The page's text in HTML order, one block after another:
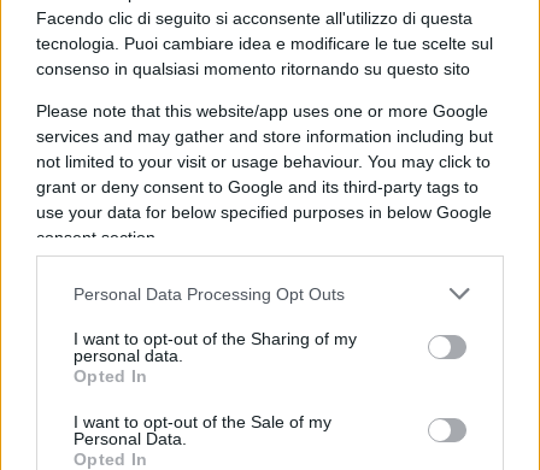
Facendo clic di seguito si acconsente all'utilizzo di questa
tecnologia. Puoi cambiare idea e modificare le tue scelte sul
consenso in qualsiasi momento ritornando su questo sito
Please note that this website/app uses one or more Google
services and may gather and store information including but
not limited to your visit or usage behaviour. You may click to
grant or deny consent to Google and its third-party tags to
use your data for below specified purposes in below Google
consent section.
Personal Data Processing Opt Outs
I want to opt-out of the Sharing of my
personal data.
Opted In
I want to opt-out of the Sale of my
Personal Data.
Opted In
nemico anche superiori a quelli che hanno
ricevuto; che bombardano non per salvare la
nostra coscienza (come quando bombardavano le
centrali in Iran per nostro conto) ma per
garantire i loro interessi.
Insomma se per secoli li abbiamo considerati
inermi, oggi che inermi non sono più, ancora non
Insulsi commentatori si chiedono perché i governi
statunitense o inglese non intervengono per
moderare la loro rabbia